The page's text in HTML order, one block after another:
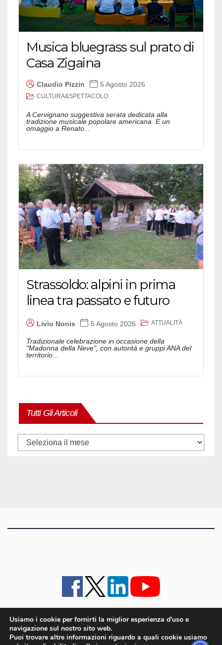
Musica bluegrass sul prato di
Casa Zigaina
Claudio Pizzin 5 Agosto 2026
CULTURA&SPETTACOLO
A Cervignano suggestiva serata dedicata alla
tradizione musicale popolare americana. E un
omaggio a Renato...
Strassoldo: alpini in prima
linea tra passato e futuro
Livio Nonis 5 Agosto 2026 ATTUALITÀ
Tradizionale celebrazione in occasione della
"Madonna della Neve", con autorità e gruppi ANA del
territorio...
Tutti Gli Articoli
Tutti
iMagazine · contatti e staff · lavora con noi
Cookie policy UE
Usiamo i cookie per fornirti la miglior esperienza d'uso e
navigazione sul nostro sito web.
Puoi trovare altre informazioni riguardo a quali cookie usiamo